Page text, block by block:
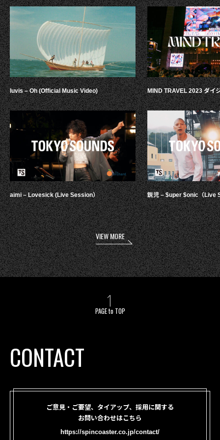
luvis – Oh (Official Music Video)
aimi – Lovesick (Live Session）
MIND TRAVEL 2023 ダイ
鋭児 – $uper $onic（Live
VIEW MORE
PAGE to TOP
CONTACT
ご意見・ご要望、タイアップ、採用に関する
お問い合わせはこちら
https://spincoaster.co.jp/contact/